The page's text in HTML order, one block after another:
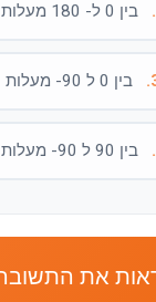
בין 0 ל- 180 מעלות
בין 0 ל 90- מעלות
בין 90 ל 90- מעלות
את